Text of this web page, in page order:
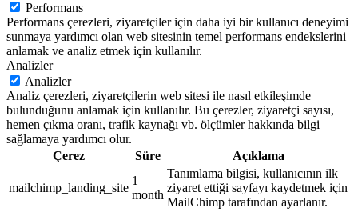
Performans
Performans çerezleri, ziyaretçiler için daha iyi bir kullanıcı deneyimi
sunmaya yardımcı olan web sitesinin temel performans endekslerini
anlamak ve analiz etmek için kullanılır.
Analizler
Analizler
Analiz çerezleri, ziyaretçilerin web sitesi ile nasıl etkileşimde
bulunduğunu anlamak için kullanılır. Bu çerezler, ziyaretçi sayısı,
hemen çıkma oranı, trafik kaynağı vb. ölçümler hakkında bilgi
sağlamaya yardımcı olur.
Çerez
Süre Açıklama
mailchimp_landing_site
1
month
Tanımlama bilgisi, kullanıcının ilk
ziyaret ettiği sayfayı kaydetmek için
MailChimp tarafından ayarlanır.